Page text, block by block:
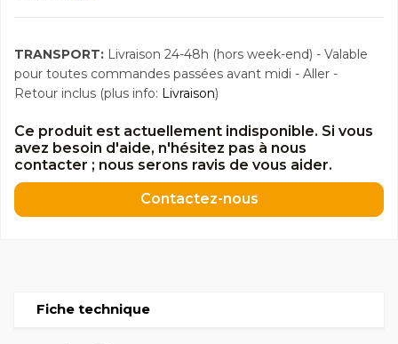
TRANSPORT: Livraison 24-48h (hors week-end) - Valable
pour toutes commandes passées avant midi - Aller -
Retour inclus (plus info: Livraison)
Ce produit est actuellement indisponible. Si vous
avez besoin d'aide, n'hésitez pas à nous
contacter ; nous serons ravis de vous aider.
Contactez-nous
Fiche technique